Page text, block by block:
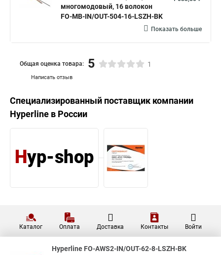
Аналоги по цене
Hyperline Кабель волоконно-
MB-IN/OUT-504-12-LSZH-BK
815,10 ₽
оптический 50/125 (OM3)
DT-IN/OUT-503-16-LSZH-BK
Hyperline Кабель волоконно-
FO-MB-IN/OUT-504-16-LSZH-BK
5
Специализированный поставщик компании
Hyperline FO-AWS2-IN/OUT-62-8-LSZH-BK